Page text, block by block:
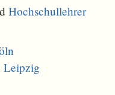
Hochschullehrer
Leipzig